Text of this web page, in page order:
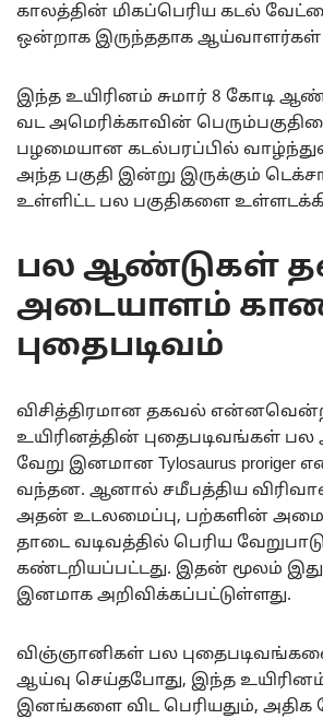
காலத்தின் மிகப்பெரிய கடல்
ஒன்றாக இருந்ததாக ஆய்வாளர்கள்
இந்த உயிரினம் சுமார் 8 கோடி
வட அமெரிக்காவின்
பழமையான கடல்பரப்பில்
அந்த பகுதி இன்று இருக்கும்
உள்ளிட்ட பல பகுதிகளை
பல ஆண்டுகள்
அடையாளம்
புதைபடிவம்
விசித்திரமான தகவல்
உயிரினத்தின் புதைபடிவங்கள்
வேறு இனமான Tylosaurus proriger
வந்தன. ஆனால் சமீபத்திய
அதன் உடலமைப்பு, பற்களின்
தாடை வடிவத்தில் பெரிய
கண்டறியப்பட்டது. இதன் மூலம் இது
இனமாக அறிவிக்கப்பட்டுள்ளது.
விஞ்ஞானிகள் பல
ஆய்வு செய்தபோது, இந்த
இனங்களை விட பெரியதும், அதிக